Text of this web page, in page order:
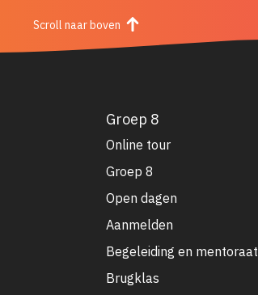
Scroll naar boven
Groep 8
Online tour
Groep 8
Open dagen
Aanmelden
Begeleiding en mentoraat
Brugklas